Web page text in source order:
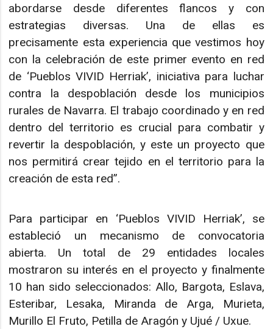
abordarse desde diferentes flancos y con
estrategias diversas. Una de ellas es
precisamente esta experiencia que vestimos hoy
con la celebración de este primer evento en red
de ‘Pueblos VIVID Herriak’, iniciativa para luchar
contra la despoblación desde los municipios
rurales de Navarra. El trabajo coordinado y en red
dentro del territorio es crucial para combatir y
revertir la despoblación, y este un proyecto que
nos permitirá crear tejido en el territorio para la
creación de esta red”.
Para participar en ‘Pueblos VIVID Herriak’, se
estableció un mecanismo de convocatoria
abierta. Un total de 29 entidades locales
mostraron su interés en el proyecto y finalmente
10 han sido seleccionados: Allo, Bargota, Eslava,
Esteribar, Lesaka, Miranda de Arga, Murieta,
Murillo El Fruto, Petilla de Aragón y Ujué / Uxue.